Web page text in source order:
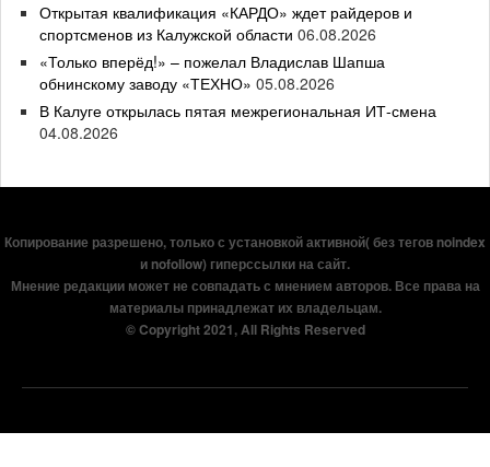
Открытая квалификация «КАРДО» ждет райдеров и
спортсменов из Калужской области 06.08.2026
«Только вперёд!» – пожелал Владислав Шапша
обнинскому заводу «ТЕХНО» 05.08.2026
В Калуге открылась пятая межрегиональная ИТ-смена
04.08.2026
Копирование разрешено, только с установкой активной( без тегов noindex
и nofollow) гиперссылки на сайт.
Мнение редакции может не совпадать с мнением авторов. Все права на
материалы принадлежат их владельцам.
© Copyright 2021, All Rights Reserved